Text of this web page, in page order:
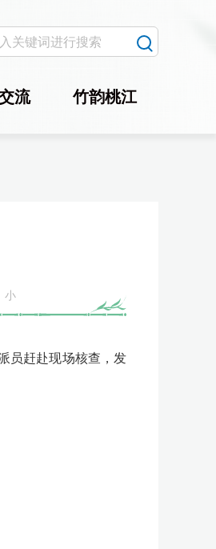
流 竹韵桃江
小
员赶赴现场核查，发